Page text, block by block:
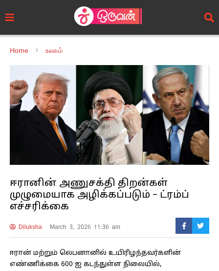
Home உலகம்
ஈரானின் அணுசக்தி திறன்கள்
முழுமையாக அழிக்கப்படும் – ட்ரம்ப்
எச்சரிக்கை
Diluksha March 3, 2026 11:36 am
ஈரான் மற்றும் லெபனானில் உயிரிழந்தவர்களின்
எண்ணிக்கை 600 ஐ கடந்துள்ள நிலையில்,